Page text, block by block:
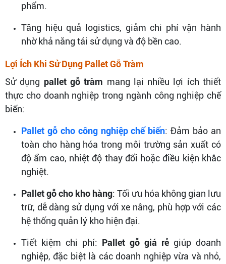
phẩm.
Tăng hiệu quả logistics, giảm chi phí vận hành
nhờ khả năng tái sử dụng và độ bền cao.
Lợi Ích Khi Sử Dụng Pallet Gỗ Tràm
Sử dụng pallet gỗ tràm mang lại nhiều lợi ích thiết
thực cho doanh nghiệp trong ngành công nghiệp chế
biến:
Pallet gỗ cho công nghiệp chế biến: Đảm bảo an
toàn cho hàng hóa trong môi trường sản xuất có
độ ẩm cao, nhiệt độ thay đổi hoặc điều kiện khắc
nghiệt.
Pallet gỗ cho kho hàng: Tối ưu hóa không gian lưu
trữ, dễ dàng sử dụng với xe nâng, phù hợp với các
hệ thống quản lý kho hiện đại.
Tiết kiệm chi phí: Pallet gỗ giá rẻ giúp doanh
nghiệp, đặc biệt là các doanh nghiệp vừa và nhỏ,